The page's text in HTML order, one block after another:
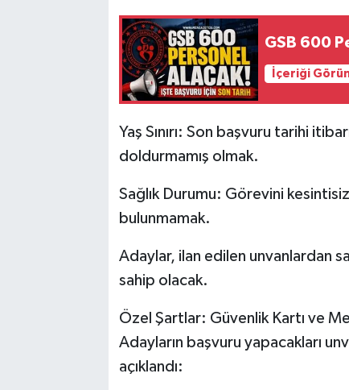
GSB 600
İçeriği
Yaş Sınırı: Son başvuru tarihi
doldurmamış olmak.
Sağlık Durumu: Görevini
bulunmamak.
Adaylar, ilan edilen unvanlardan
sahip olacak.
Özel Şartlar: Güvenlik Kartı ve
Adayların başvuru yapacakları
açıklandı: